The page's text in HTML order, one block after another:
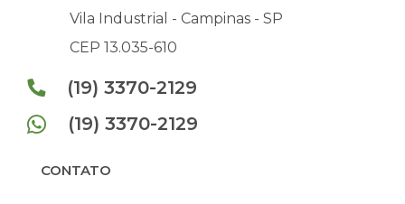
Vila Industrial - Campinas - SP
CEP 13.035-610
(19) 3370-2129
(19) 3370-2129
CONTATO